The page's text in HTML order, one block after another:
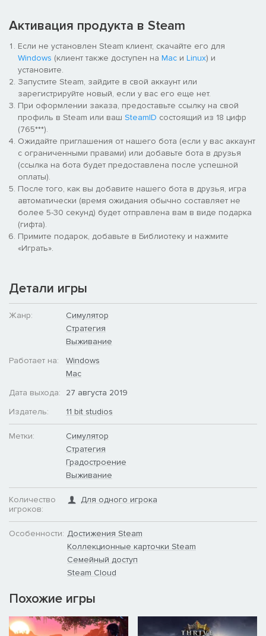
Autumn («Последняя осень»), On The Edge («На краю»)
The Rifts («Ущелья»)
), обогащающим основной сюжет и
заполняющим пробелы в истории игровой вселенной. А
завершив игру, вы сможете расслабиться, прослушав
цифровой саундтрек
музыка, или же узнать о мире игры больше, просмотрев
эксклюзивныйцифровой артбук
Активация продукта в Steam
Если не установлен Steam клиент, скачайте его для
Windows (клиент также доступен на Mac и Linux) и
установите.
Запустите Steam, зайдите в свой аккаунт или
зарегистрируйте новый, если у вас его еще нет.
При оформлении заказа, предоставьте ссылку на свой
профиль в Steam или ваш SteamID состоящий из 18 цифр
(765***).
Ожидайте приглашения от нашего бота (если у вас аккаунт
с ограниченными правами) или добавьте бота в друзья
(ссылка на бота будет предоставлена после успешной
оплаты).
После того, как вы добавите нашего бота в друзья, игра
автоматически (время ожидания обычно составляет не
более 5-30 секунд) будет отправлена вам в виде подарка
(гифта).
Примите подарок, добавьте в Библиотеку и нажмите
«Играть».
Детали игры
Жанр:
Симулятор
Стратегия
Выживание
Работает на:
Windows
Mac
Дата выхода:
27 августа 2019
Издатель:
11 bit studios
Метки:
Симулятор
Стратегия
Градостроение
Выживание
Количество
игроков:
Для одного игрока
Особенности: Достижения Steam
Коллекционные карточки Steam
Семейный доступ
Steam Cloud
Похожие игры